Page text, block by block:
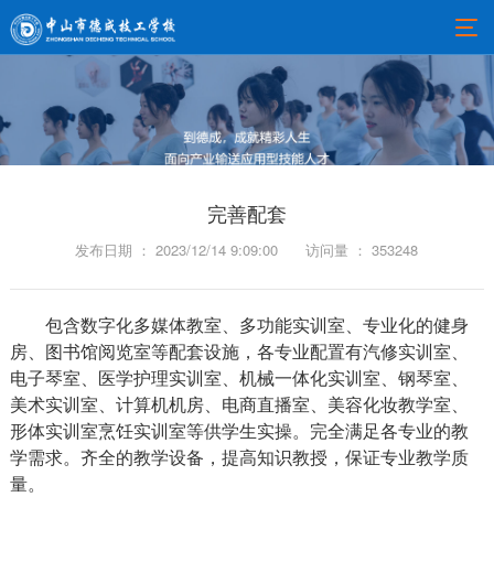
完善配套
发布日期 ： 2023/12/14 9:09:00 访问量 ： 353248
包含数字化多媒体教室、多功能实训室、专业化的健身
房、图书馆阅览室等配套设施，各专业配置有汽修实训室、
电子琴室、医学护理实训室、机械一体化实训室、钢琴室、
美术实训室、计算机机房、电商直播室、美容化妆教学室、
形体实训室烹饪实训室等供学生实操。完全满足各专业的教
学需求。齐全的教学设备，提高知识教授，保证专业教学质
量。